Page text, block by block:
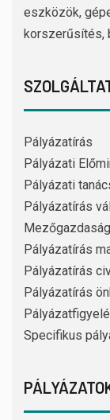
eszközök,
korszerűsítés,
Pályázatírás
Pályázati
Pályázati
Pályázatírás
Pályázatírás
Pályázatírás
Pályázatírás
Specifikus